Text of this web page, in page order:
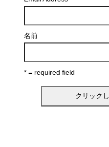
名前
* = required field